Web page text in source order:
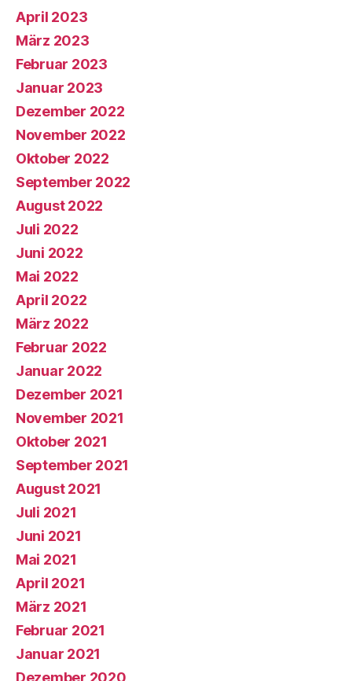
April 2023
März 2023
Februar 2023
Januar 2023
Dezember 2022
November 2022
Oktober 2022
September 2022
August 2022
Juli 2022
Juni 2022
Mai 2022
April 2022
März 2022
Februar 2022
Januar 2022
Dezember 2021
November 2021
Oktober 2021
September 2021
August 2021
Juli 2021
Juni 2021
Mai 2021
April 2021
März 2021
Februar 2021
Januar 2021
Dezember 2020